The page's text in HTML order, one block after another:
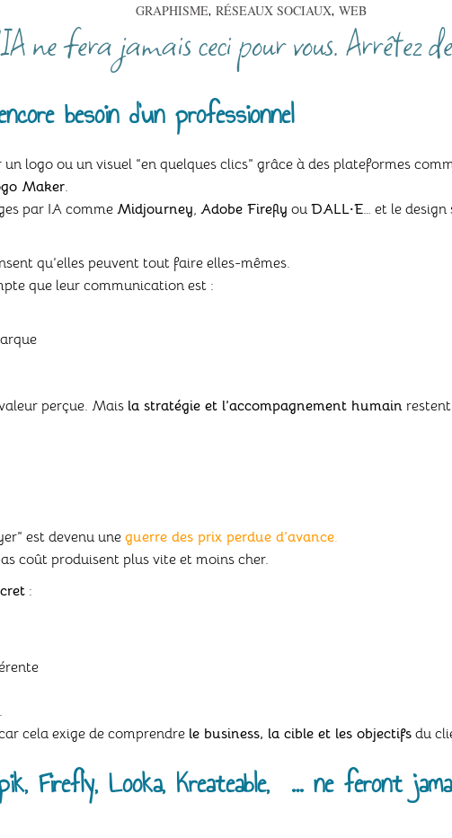
GRAPHISME RÉSEAUX SOCIAUX WEB
ne fera jamais ceci pour vous. Arrêtez
besoin d’un professionnel
logo ou un visuel “en quelques clics” grâce à des plateformes
Maker.
par IA comme Midjourney, Adobe Firefly ou DALL·E… et le design
qu’elles peuvent tout faire elles-mêmes.
que leur communication est :
perçue. Mais la stratégie et l’accompagnement humain
est devenu une guerre des prix perdue d’avance.
coût produisent plus vite et moins cher.
:
cela exige de comprendre le business, la cible et les objectifs du
Firefly, Looka, Kreateable, … ne feront